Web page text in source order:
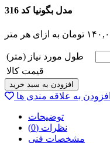
مدل بگونیا کد 316
تومان به ازای هر متر
طول مورد نیاز (متر)
قیمت کالا
افزودن به سبد خرید
افزودن به علاقه مندی ها
توضیحات
نظرات (0)
مشخصات فنی